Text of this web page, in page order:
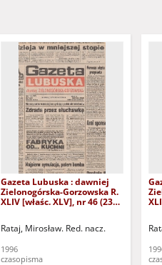
Gazeta Lubuska : dawniej
Zielonogórska-Gorzowska R.
XLIV [właśc. XLV], nr 46 (23
Rataj, Mirosław. Red. nacz.
1996
czasopisma